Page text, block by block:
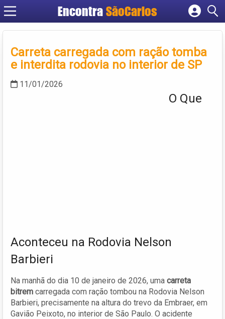
EncontraSãoCarlos
Cadastrar empresa
Criar conta
Carreta carregada com ração tomba
e interdita rodovia no interior de SP
11/01/2026
O Que
Aconteceu na Rodovia Nelson
Barbieri
Na manhã do dia 10 de janeiro de 2026, uma carreta
bitrem carregada com ração tombou na Rodovia Nelson
Barbieri, precisamente na altura do trevo da Embraer, em
Gavião Peixoto, no interior de São Paulo. O acidente